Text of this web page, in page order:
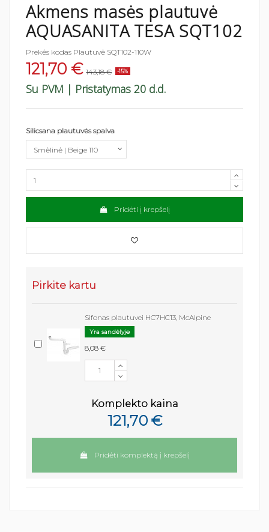
Akmens masės plautuvė
AQUASANITA TESA SQT102
Prekės kodas Plautuvė SQT102-110W
121,70 € 143,18 € -15%
Su PVM | Pristatymas 20 d.d.
Silicsana plautuvės spalva
Pridėti į krepšelį
Pirkite kartu
Sifonas plautuvei HC7HC13, McAlpine
Yra sandėlyje
8,08 €
Komplekto kaina
121,70 €
Pridėti komplektą į krepšelį